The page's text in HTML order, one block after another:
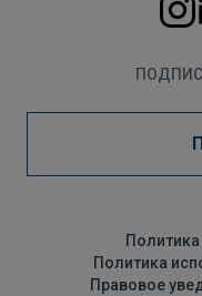
Политика
Правовое